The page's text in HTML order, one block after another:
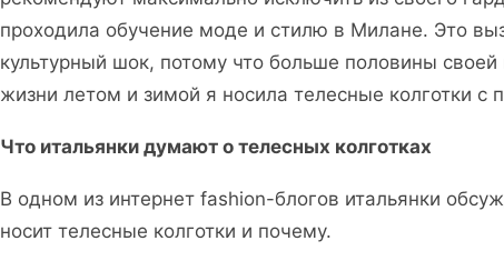
проходила обучение моде и стилю в Милане. Это
культурный шок, потому что больше половины
жизни летом и зимой я носила телесные колготки с
Что итальянки думают о телесных колготках
В одном из интернет fashion-блогов итальянки
носит телесные колготки и почему.